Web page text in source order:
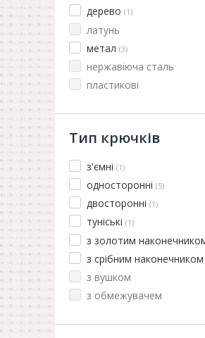
дерево (1)
латунь
метал (3)
нержавіюча сталь
пластикові
Тип крючків
з'ємні (1)
односторонні (5)
двосторонні (1)
туніські (1)
з золотим
з срібним наконечником
з вушком
з обмежувачем